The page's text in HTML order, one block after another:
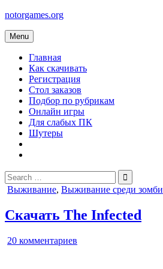
Skip
content
notorgames.org
Menu
Главная
Как скачивать
Регистрация
Стол заказов
Подбор по рубрикам
Онлайн игры
Для слабых ПК
Шутеры
Search
for:
Posted
Выживание, Выживание среди зомби
Скачать The Infected
20 комментариев